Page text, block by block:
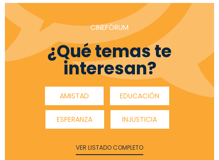
CINEFÓRUM
¿Qué temas te
interesan?
AMISTAD EDUCACIÓN
ESPERANZA INJUSTICIA
VER LISTADO COMPLETO